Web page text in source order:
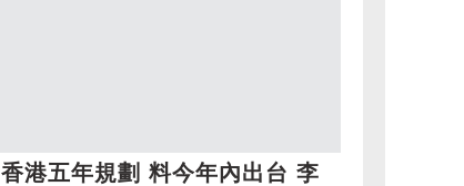
香港五年規劃 料今年內出台 李